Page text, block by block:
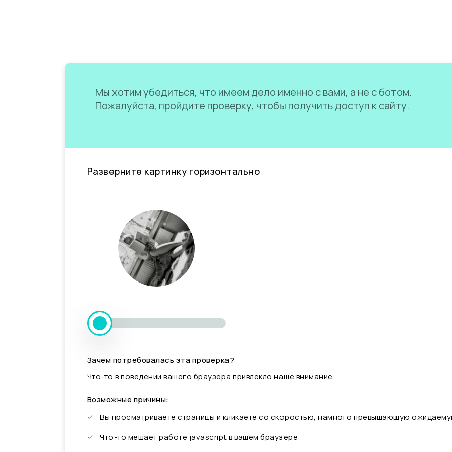
Мы хотим убедиться, что имеем дело именно с вами, а не с ботом.
Пожалуйста, пройдите проверку, чтобы получить доступ к сайту.
Разверните картинку горизонтально
Зачем потребовалась эта проверка?
Что-то в поведении вашего браузера привлекло наше внимание.
Возможные причины:
Вы просматриваете страницы и кликаете со скоростью, намного превышающую
Что-то мешает работе javascript в вашем браузере